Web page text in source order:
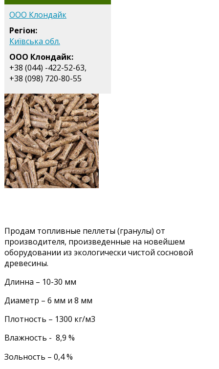
ООО Клондайк
Регіон:
Київська обл.
ООО Клондайк:
+38 (044) -422-52-63,
+38 (098) 720-80-55
Продам топливные пеллеты (гранулы) от
производителя, произведенные на новейшем
оборудовании из экологически чистой сосновой
древесины.
Длинна – 10-30 мм
Диаметр – 6 мм и 8 мм
Плотность – 1300 кг/м3
Влажность - 8,9 %
Зольность – 0,4 %